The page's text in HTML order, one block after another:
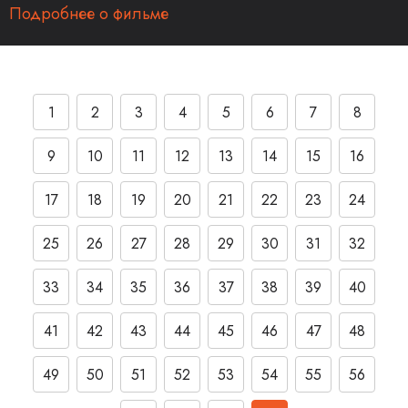
Подробнее о фильме
1 2 3 4 5 6 7 8
9 10 11 12 13 14 15 16
17 18 19 20 21 22 23 24
25 26 27 28 29 30 31 32
33 34 35 36 37 38 39 40
41 42 43 44 45 46 47 48
49 50 51 52 53 54 55 56